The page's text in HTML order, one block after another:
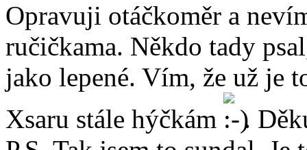
Opravuji otáčkoměr a
ručičkama. Někdo tady
jako lepené. Vím, že už je
Xsaru stále hýčkám
.